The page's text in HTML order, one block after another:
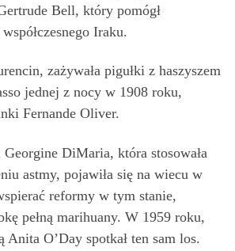
Bell, który pomógł
Iraku.
zażywała pigułki z haszyszem
jednej z nocy w 1908 roku,
Fernande Oliver.
DiMaria, która stosowała
astmy, pojawiła się na wiecu w
reformy w tym stanie,
pełną marihuany. W 1959 roku,
O’Day spotkał ten sam los.